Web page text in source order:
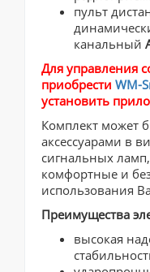
пульт
канальный
Для управления
приобрести WM-
установить
​Комплект может
аксессуарами в
сигнальных
комфортные и
использования
Преимущества
высокая